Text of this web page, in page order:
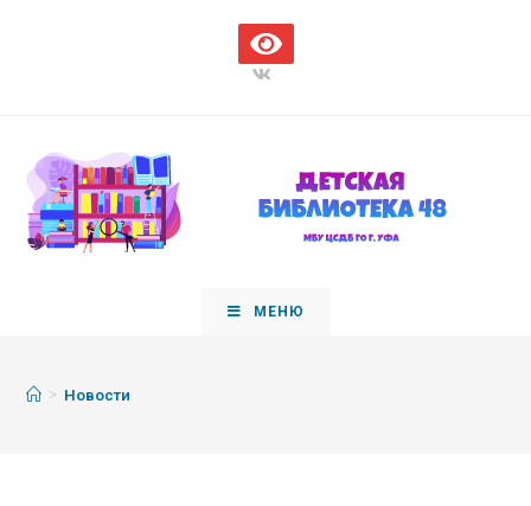
МЕНЮ
> Новости